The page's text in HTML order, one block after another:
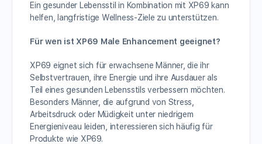
Ein gesunder Lebensstil in Kombination mit XP69 kann
helfen, langfristige Wellness-Ziele zu unterstützen.
Für wen ist XP69 Male Enhancement geeignet?
XP69 eignet sich für erwachsene Männer, die ihr
Selbstvertrauen, ihre Energie und ihre Ausdauer als
Teil eines gesunden Lebensstils verbessern möchten.
Besonders Männer, die aufgrund von Stress,
Arbeitsdruck oder Müdigkeit unter niedrigem
Energieniveau leiden, interessieren sich häufig für
Produkte wie XP69.